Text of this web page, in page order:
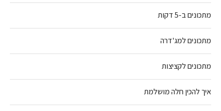
מתכונים ב-5 דקות
מתכונים למג'דרה
מתכונים לקציצות
איך להכין חלה מושלמת